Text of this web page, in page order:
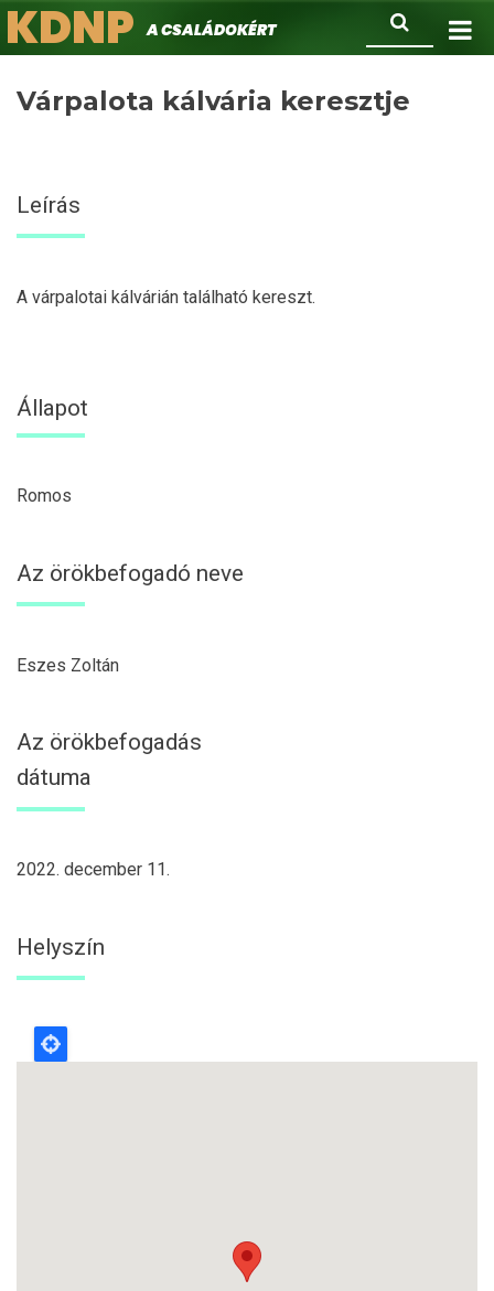
Ugrás
a
Keresés
KDNPA családokért.
Várpalota kálvária keresztje
Leírás
A várpalotai kálvárián található kereszt.
Állapot
Romos
Az örökbefogadó neve
Eszes Zoltán
Az örökbefogadás
dátuma
2022. december 11.
Helyszín